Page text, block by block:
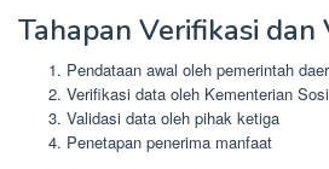
Tahapan Verifikasi dan
Pendataan awal oleh pemerintah
Verifikasi data oleh Kementerian
Validasi data oleh pihak ketiga
Penetapan penerima manfaat